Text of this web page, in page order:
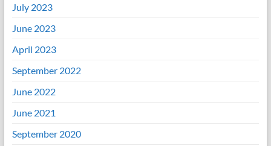
July 2023
June 2023
April 2023
September 2022
June 2022
June 2021
September 2020